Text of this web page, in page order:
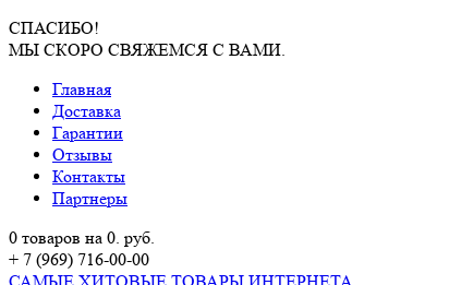
СПАСИБО!
МЫ СКОРО СВЯЖЕМСЯ С ВАМИ.
Главная
Доставка
Гарантии
Отзывы
Контакты
Партнеры
0 товаров на 0. руб.
+ 7 (969) 716-00-00